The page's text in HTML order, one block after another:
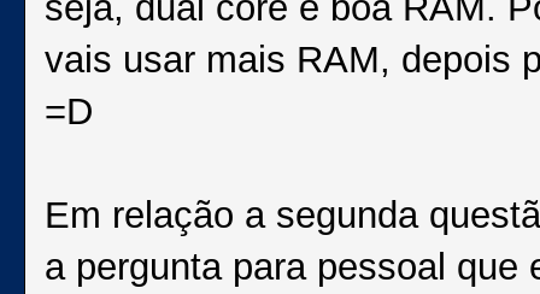
vais usar mais RAM, depois
=D
Em relação a segunda
a pergunta para pessoal que